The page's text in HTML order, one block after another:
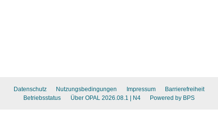
Datenschutz Nutzungsbedingungen Impressum
Barrierefreiheit
Betriebsstatus
Über OPAL 2026.08.1 | N4 Powered by BPS